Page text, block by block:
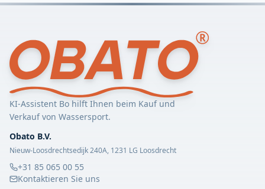
KI-Assistent Bo hilft Ihnen beim Kauf und
Verkauf von Wassersport.
Obato B.V.
Nieuw-Loosdrechtsedijk 240A, 1231 LG Loosdrecht
+31 85 065 00 55
Kontaktieren Sie uns